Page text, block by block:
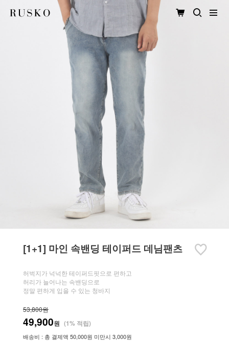
[1+1] 마인 속밴딩 테이퍼드 데님팬츠
허벅지가 넉넉한 테이퍼드핏으로 편하고
허리가 늘어나는 속밴딩으로
정말 편하게 입을 수 있는 청바지
53,800원
49,900원 (1% 적립)
배송비 : 총 결제액 50,000원 미만시 3,000원